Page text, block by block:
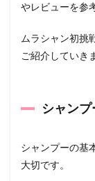
やレビューを参
ムラシャン初挑
ご紹介していき
シャン
シャンプーの基
大切です。